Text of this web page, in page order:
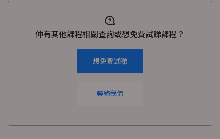
詳細的一對一解題服務。Snapask亦積極推出自家製線上學
習課程，涵蓋初中及高中多個必修及選修科目，以不同模式
如常規課程、精讀課程及課題操練班等，滿足學生不同需
仲有其他課程相關查詢或想免費試睇課程？
想免費試睇
聯絡我們